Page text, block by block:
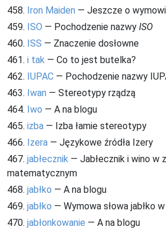
458. Iron Maiden — Jeszcze o
459. ISO — Pochodzenie nazwy ISO
460. ISS — Znaczenie dosłowne
461. i tak — Co to jest butelka?
462. IUPAC — Pochodzenie nazwy
463. Iwan — Stereotypy rządzą
464. Iwo — A na blogu
465. izba — Izba łamie stereotypy
466. Izera — Językowe źródła Izery
467. jabłecznik — Jabłecznik i wino w
matematycznym
468. jabłko — A na blogu
469. jabłko — Wymowa słowa jabłko
470. jabłonkowanie — A na blogu